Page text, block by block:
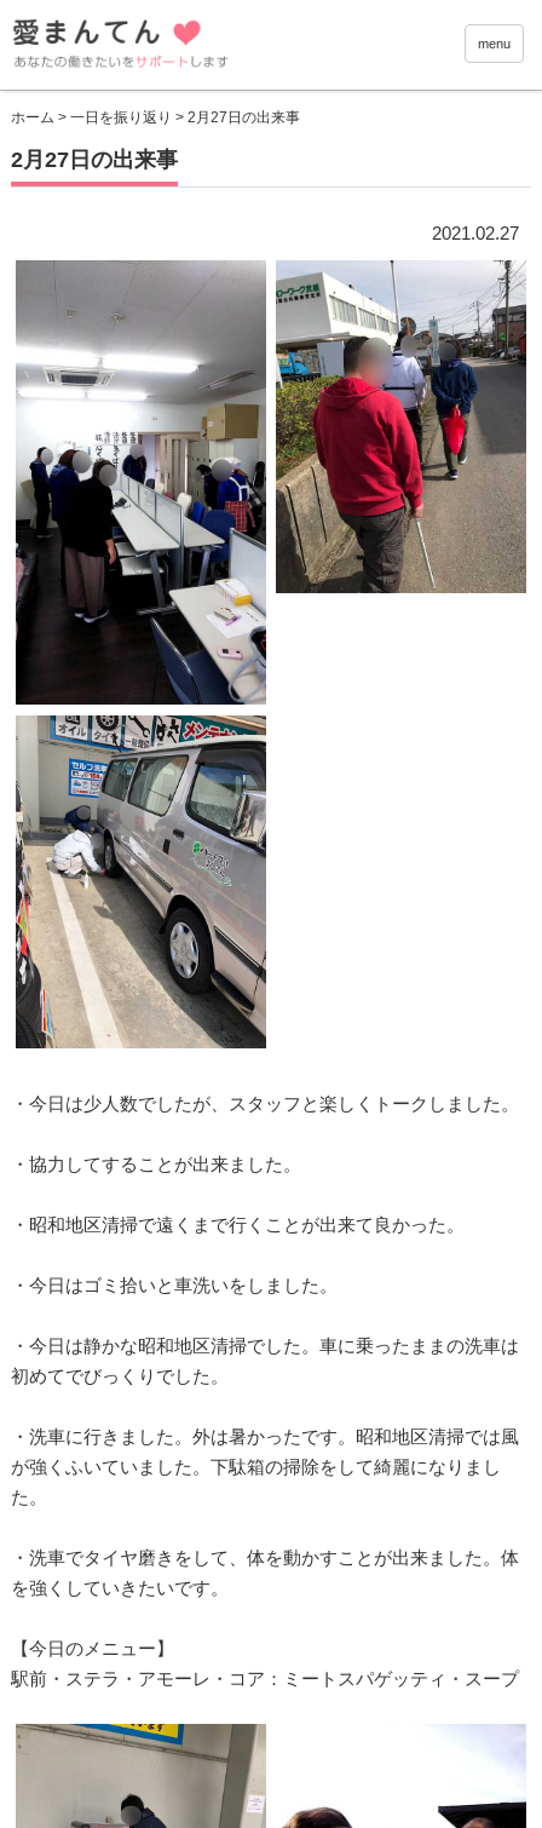
愛まん
menu
ホーム > 一日を振り返り > 2月27日の出来事
2月27日の出来事
2021.02.27
・今日は少人数でしたが、スタッフと楽しくトークしました。
・協力してすることが出来ました。
・昭和地区清掃で遠くまで行くことが出来て良かった。
・今日はゴミ拾いと車洗いをしました。
・今日は静かな昭和地区清掃でした。車に乗ったままの洗車は
初めてでびっくりでした。
・洗車に行きました。外は暑かったです。昭和地区清掃では風
が強くふいていました。下駄箱の掃除をして綺麗になりまし
た。
・洗車でタイヤ磨きをして、体を動かすことが出来ました。体
を強くしていきたいです。
【今日のメニュー】
駅前・ステラ・アモーレ・コア：ミートスパゲッティ・スープ